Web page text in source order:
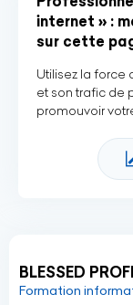
internet » :
sur cette
Utilisez la force
et son trafic de
promouvoir
BLESSED
Formation